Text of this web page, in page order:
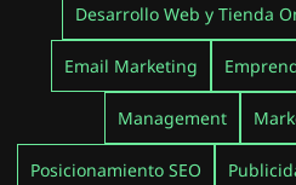
Desarrollo Web y Tienda
Email Marketing
Management
Posicionamiento SEO